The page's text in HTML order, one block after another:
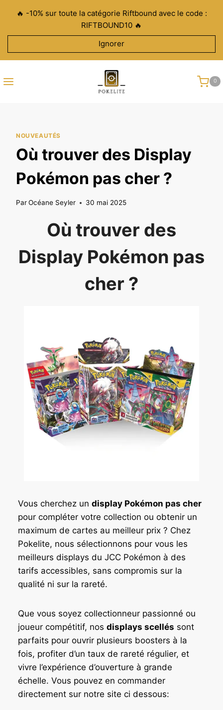
contenu
🔥 -10% sur toute la catégorie Riftbound avec le code :
RIFTBOUND10 🔥
Ignorer
0
NOUVEAUTÉS
Où trouver des Display
Pokémon pas cher ?
ParOcéane Seyler 30 mai 2025
Où trouver des
Display Pokémon pas
cher ?
Vous cherchez un display Pokémon pas cher
pour compléter votre collection ou obtenir un
maximum de cartes au meilleur prix ? Chez
Pokelite, nous sélectionnons pour vous les
meilleurs displays du JCC Pokémon à des
tarifs accessibles, sans compromis sur la
qualité ni sur la rareté.
Que vous soyez collectionneur passionné ou
joueur compétitif, nos displays scellés sont
parfaits pour ouvrir plusieurs boosters à la
fois, profiter d’un taux de rareté régulier, et
vivre l’expérience d’ouverture à grande
échelle. Vous pouvez en commander
directement sur notre site ci dessous: